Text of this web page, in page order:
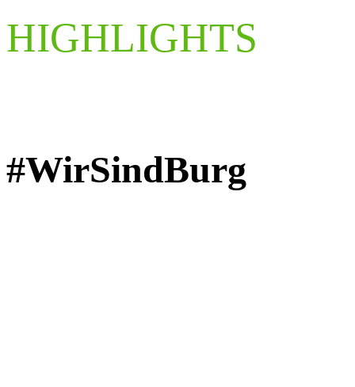
HIGHLIGHTS
#WirSindBurg